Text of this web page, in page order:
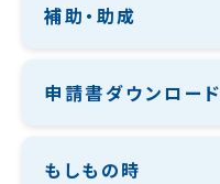
補助・助成
申請書ダウンロード
もしもの時